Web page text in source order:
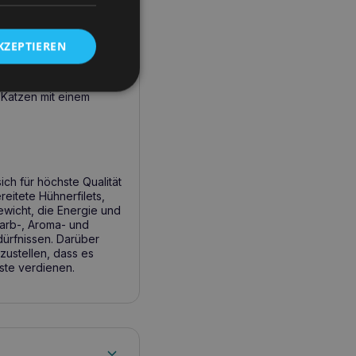
benötigt,
für Katzen jeden
mit einem
für höchste Qualität
Hühnerfilets,
die Energie und
, Aroma- und
Darüber
dass es
verdienen.